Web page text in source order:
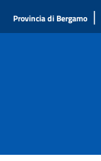
Provincia di Bergamo |